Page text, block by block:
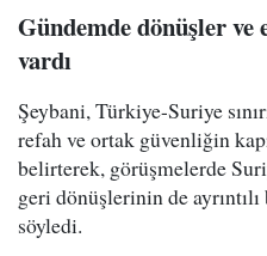
Gündemde dönüşler
vardı
Şeybani, Türkiye-Suriye
refah ve ortak güvenliğin
belirterek, görüşmelerde
geri dönüşlerinin de ayrıntılı
söyledi.